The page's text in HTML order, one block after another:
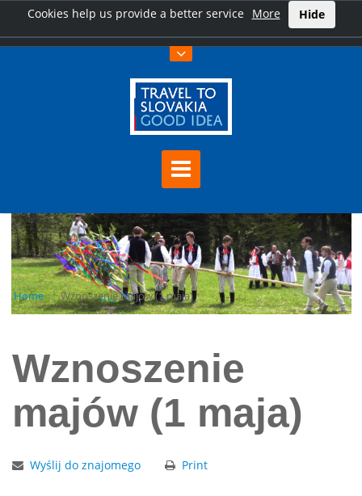
Cookies help us provide a better service More Hide
Home Wznoszenie majów (1 maja)
Wznoszenie
majów (1 maja)
Wyślij do znajomego Print